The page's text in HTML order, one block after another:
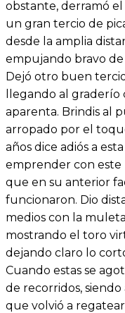
obstante, derramó
un gran tercio de
desde la amplia
empujando bravo
Dejó otro buen
llegando al
aparenta. Brindis al
arropado por el
años dice adiós a
emprender con este
que en su anterior
funcionaron. Dio
medios con la
mostrando el toro
dejando claro lo
Cuando estas se
de recorridos,
que volvió a